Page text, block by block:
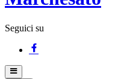
Seguici su